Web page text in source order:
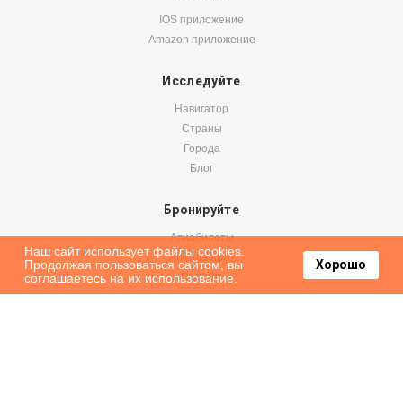
IOS приложение
Amazon приложение
Исследуйте
Навигатор
Страны
Города
Блог
Бронируйте
Авиабилеты
Аренда авто
Паромы
Наш сайт использует файлы cookies.
Продолжая пользоваться сайтом, вы
соглашаетесь на их использование.
Хорошо